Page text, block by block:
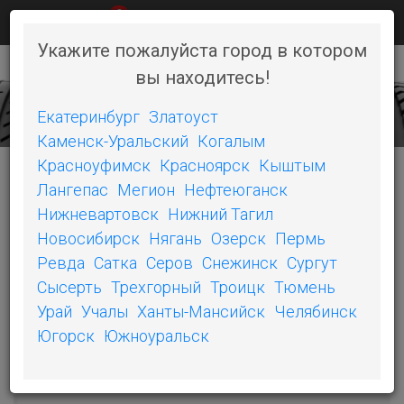
Укажите пожалуйста город в котором
вы находитесь!
Екатеринбург Златоуст
Каменск-Уральский Когалым
Красноуфимск Красноярск Кыштым
Лангепас Мегион Нефтеюганск
Нижневартовск Нижний Тагил
Новосибирск Нягань Озерск Пермь
Ревда Сатка Серов Снежинск Сургут
Сысерть Трехгорный Троицк Тюмень
Урай Учалы Ханты-Мансийск Челябинск
Югорск Южноуральск
0
КАТЕГОРИИ
БЕЛШИНА
ОШЗ
SONIX